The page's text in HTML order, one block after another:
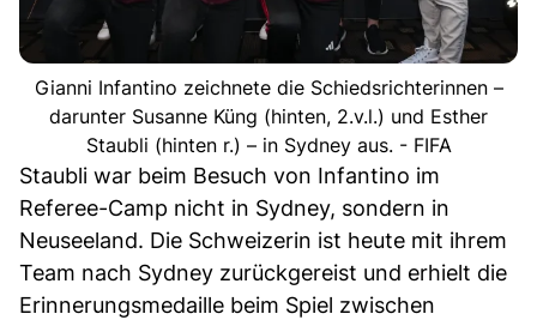
Gianni Infantino zeichnete die Schiedsrichterinnen –
darunter Susanne Küng (hinten, 2.v.l.) und Esther
Staubli (hinten r.) – in Sydney aus. - FIFA
Staubli war beim Besuch von Infantino im
Referee-Camp nicht in Sydney, sondern in
Neuseeland. Die Schweizerin ist heute mit ihrem
Team nach Sydney zurückgereist und erhielt die
Erinnerungsmedaille beim Spiel zwischen